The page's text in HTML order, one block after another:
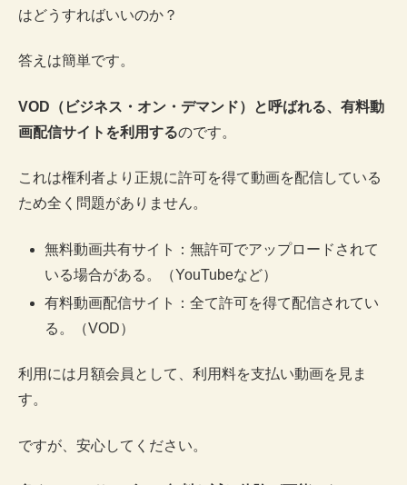
はどうすればいいのか？
答えは簡単です。
VOD（ビジネス・オン・デマンド）と呼ばれる、有料動
画配信サイトを利用するのです。
これは権利者より正規に許可を得て動画を配信している
ため全く問題がありません。
無料動画共有サイト：無許可でアップロードされて
いる場合がある。（YouTubeなど）
有料動画配信サイト：全て許可を得て配信されてい
る。（VOD）
利用には月額会員として、利用料を支払い動画を見ま
す。
ですが、安心してください。